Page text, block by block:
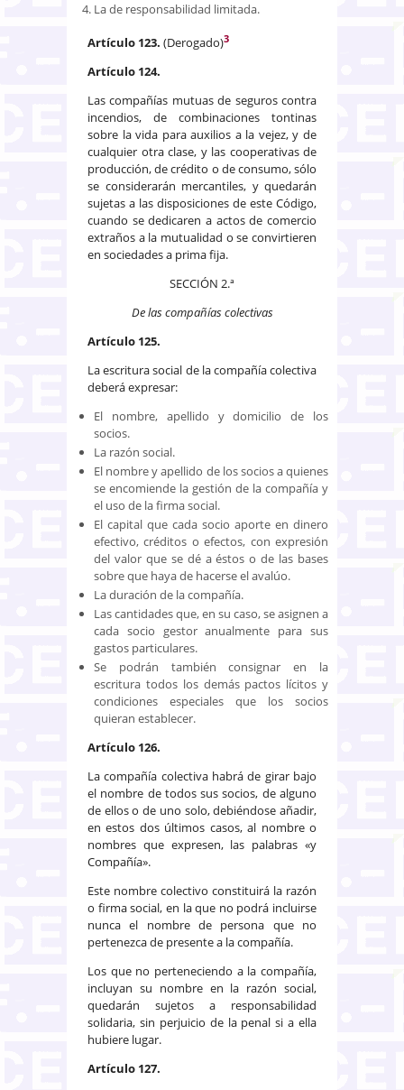
La de responsabilidad limitada.
Artículo 123. (Derogado)3
Artículo 124.
Las compañías mutuas de seguros contra
incendios, de combinaciones tontinas
sobre la vida para auxilios a la vejez, y de
cualquier otra clase, y las cooperativas de
producción, de crédito o de consumo, sólo
se considerarán mercantiles, y quedarán
sujetas a las disposiciones de este Código,
cuando se dedicaren a actos de comercio
extraños a la mutualidad o se convirtieren
en sociedades a prima fija.
SECCIÓN 2.ª
De las compañías colectivas
Artículo 125.
La escritura social de la compañía colectiva
deberá expresar:
El nombre, apellido y domicilio de los
socios.
La razón social.
El nombre y apellido de los socios a quienes
se encomiende la gestión de la compañía y
el uso de la firma social.
El capital que cada socio aporte en dinero
efectivo, créditos o efectos, con expresión
del valor que se dé a éstos o de las bases
sobre que haya de hacerse el avalúo.
La duración de la compañía.
Las cantidades que, en su caso, se asignen a
cada socio gestor anualmente para sus
gastos particulares.
Se podrán también consignar en la
escritura todos los demás pactos lícitos y
condiciones especiales que los socios
quieran establecer.
Artículo 126.
La compañía colectiva habrá de girar bajo
el nombre de todos sus socios, de alguno
de ellos o de uno solo, debiéndose añadir,
en estos dos últimos casos, al nombre o
nombres que expresen, las palabras «y
Compañía».
Este nombre colectivo constituirá la razón
o firma social, en la que no podrá incluirse
nunca el nombre de persona que no
pertenezca de presente a la compañía.
Los que no perteneciendo a la compañía,
incluyan su nombre en la razón social,
quedarán sujetos a responsabilidad
solidaria, sin perjuicio de la penal si a ella
hubiere lugar.
Artículo 127.